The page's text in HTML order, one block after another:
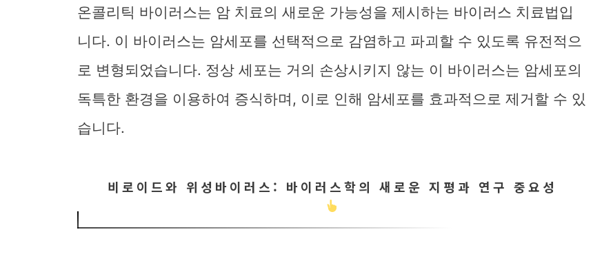
온콜리틱 바이러스는 암 치료의 새로운 가능성을 제시하는 바이러스 치료법입
니다. 이 바이러스는 암세포를 선택적으로 감염하고 파괴할 수 있도록 유전적으
로 변형되었습니다. 정상 세포는 거의 손상시키지 않는 이 바이러스는 암세포의
독특한 환경을 이용하여 증식하며, 이로 인해 암세포를 효과적으로 제거할 수 있
습니다.
비로이드와 위성바이러스: 바이러스학의 새로운 지평과 연구 중요성